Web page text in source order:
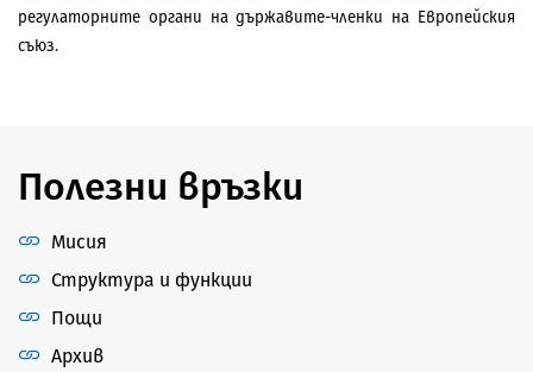
регулаторните органи на държавите-членки на Европейския
съюз.
Полезни връзки
Мисия
Структура и функции
Пощи
Архив